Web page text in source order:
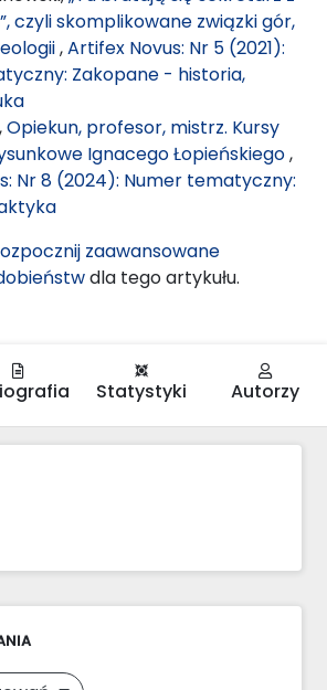
czyli skomplikowane związki gór,
,Artifex Novus: Nr 5 (2021):
Zakopane - historia,
Opiekun, profesor, mistrz. Kursy
Ignacego Łopieńskiego,
Nr 8 (2024): Numer tematyczny:
zaawansowane
dla tego artykułu.
Statystyki Autorzy